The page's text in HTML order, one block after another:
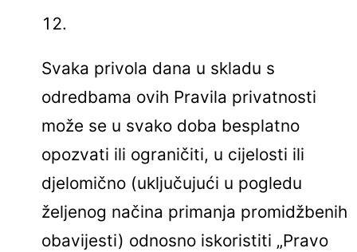
Svaka privola dana u skladu s
odredbama ovih Pravila privatnosti
može se u svako doba besplatno
opozvati ili ograničiti, u cijelosti ili
djelomično (uključujući u pogledu
željenog načina primanja promidžbenih
obavijesti) odnosno iskoristiti „Pravo